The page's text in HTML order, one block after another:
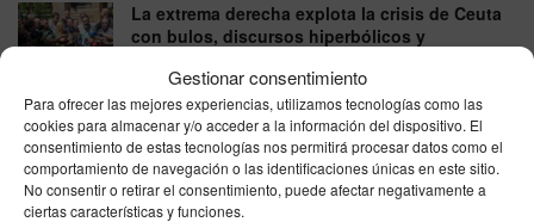
Gestionar consentimiento
Para ofrecer las mejores experiencias, utilizamos tecnologías como las
cookies para almacenar y/o acceder a la información del dispositivo. El
consentimiento de estas tecnologías nos permitirá procesar datos como el
comportamiento de navegación o las identificaciones únicas en este sitio.
No consentir o retirar el consentimiento, puede afectar negativamente a
ciertas características y funciones.
La extrema derecha explota la crisis de Ceuta
con bulos, discursos hiperbólicos y
10/08/2026
El hallazgo de un nuevo cuerpo eleva a 83 los
fallecidos tras la entrada masiva en Ceuta
10/08/2026